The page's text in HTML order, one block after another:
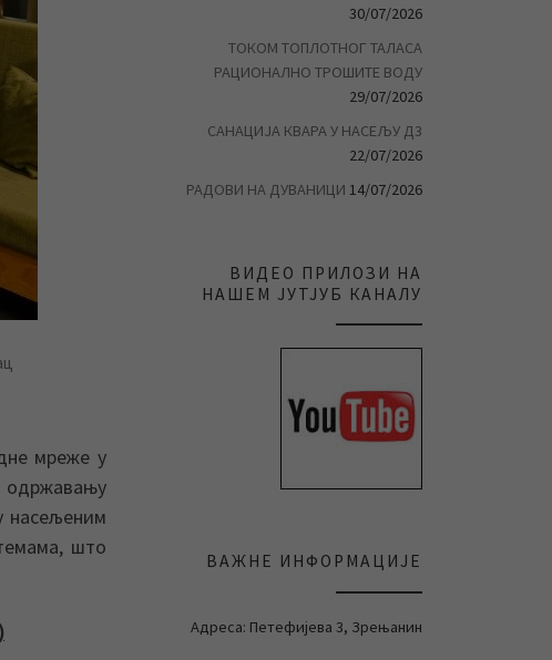
мреже у
одржавању
насељеним
што
30/07/2026
ТОКОМ ТОПЛОТНОГ ТАЛАСА
РАЦИОНАЛНО ТРОШИТЕ ВОДУ
29/07/2026
САНАЦИЈА КВАРА У НАСЕЉУ Д3
22/07/2026
РАДОВИ НА ДУВАНИЦИ 14/07/2026
ВИДЕО ПРИЛОЗИ НА
НАШЕМ ЈУТЈУБ КАНАЛУ
ВАЖНЕ ИНФОРМАЦИЈЕ
Адреса: Петефијева 3, Зрењанин